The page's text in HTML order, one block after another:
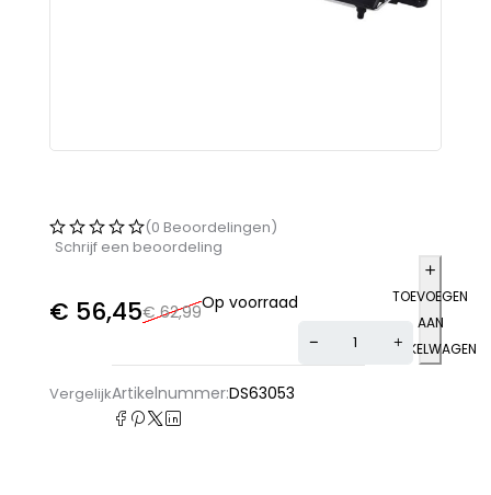
(0 Beoordelingen)
Schrijf een beoordeling
€62,99
€ 56,45 Op voorraad
TOEVOEGEN
AAN
WINKELWAGEN
VergelijkArtikelnummer:DS63053